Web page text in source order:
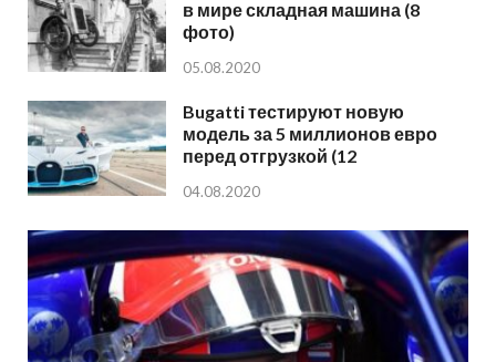
в мире складная машина (8
фото)
05.08.2020
Bugatti тестируют новую
модель за 5 миллионов евро
перед отгрузкой (12
04.08.2020